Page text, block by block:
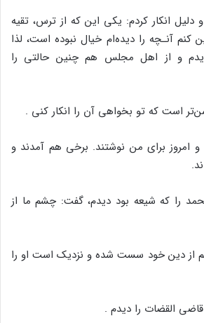
دلیل انکار کردم: یکى این که از ترس، تقیه
کنم آنـچه را دیده‌ام خیال نبوده است، لذا
و از اهل مجلس هم چنین حالتى را
است که تو بخواهى آن را انکار کنى .
امروز براى من نوشتند. برخى هم آمدند و
را که شیعه بود دیدم، گفت: چشم ما از
از دین خود سست شده و نزدیک است او را
قاضى القضات را دیدم .